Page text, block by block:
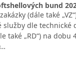
bund
(dále také
služby dle
také „RD“) na